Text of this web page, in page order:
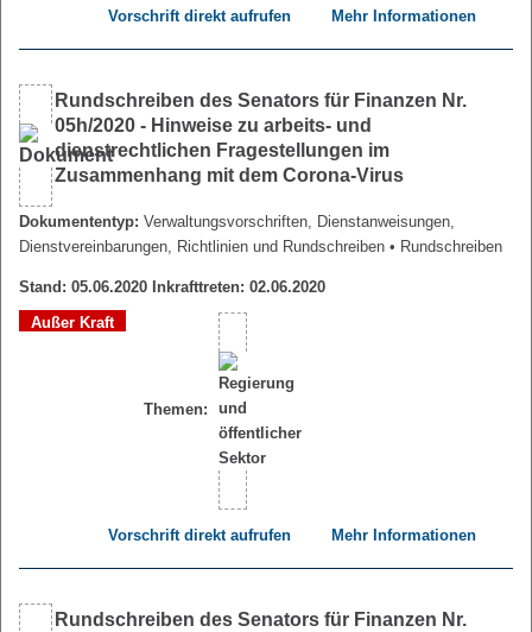
Vorschrift direkt aufrufen Mehr Informationen
Rundschreiben des Senators für Finanzen Nr.
05h/2020 - Hinweise zu arbeits- und
dienstrechtlichen Fragestellungen im
Zusammenhang mit dem Corona-Virus
Dokumententyp: Verwaltungsvorschriften, Dienstanweisungen,
Dienstvereinbarungen, Richtlinien und Rundschreiben • Rundschreiben
Stand: 05.06.2020 Inkrafttreten: 02.06.2020
Außer Kraft
Themen:
Vorschrift direkt aufrufen Mehr Informationen
Rundschreiben des Senators für Finanzen Nr.